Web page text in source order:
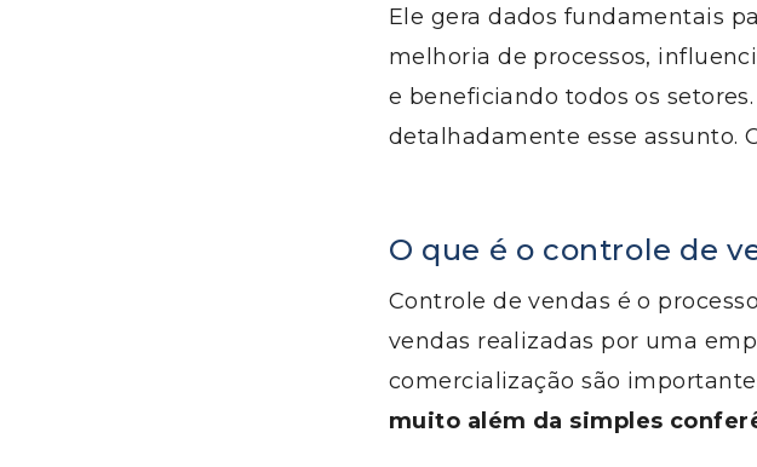
Ele gera dados fundamentais
melhoria de processos,
e beneficiando todos os
detalhadamente esse assunto.
O que é o controle de
Controle de vendas é o
vendas realizadas por uma
comercialização são
muito além da simples